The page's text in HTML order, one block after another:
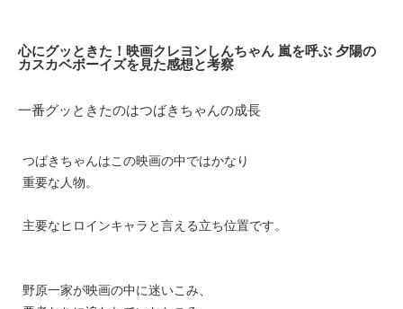
心にグッときた！映画クレヨンしんちゃん 嵐を呼ぶ 夕陽の
カスカベボーイズを見た感想と考察
一番グッときたのはつばきちゃんの成長
つばきちゃんはこの映画の中ではかなり
重要な人物。
主要なヒロインキャラと言える立ち位置です。
野原一家が映画の中に迷いこみ、